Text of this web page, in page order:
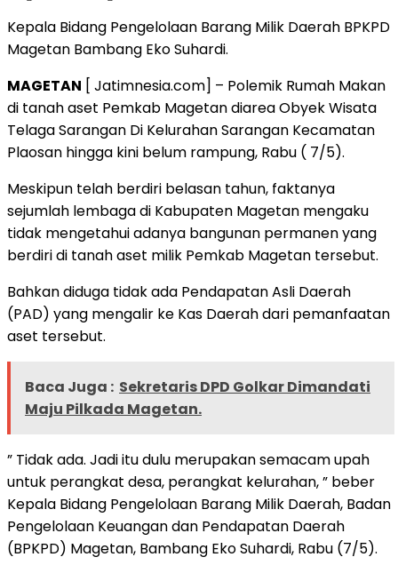
Kepala Bidang Pengelolaan Barang Milik Daerah BPKPD
Magetan Bambang Eko Suhardi.
MAGETAN [ Jatimnesia.com] – Polemik Rumah Makan
di tanah aset Pemkab Magetan diarea Obyek Wisata
Telaga Sarangan Di Kelurahan Sarangan Kecamatan
Plaosan hingga kini belum rampung, Rabu ( 7/5).
Meskipun telah berdiri belasan tahun, faktanya
sejumlah lembaga di Kabupaten Magetan mengaku
tidak mengetahui adanya bangunan permanen yang
berdiri di tanah aset milik Pemkab Magetan tersebut.
Bahkan diduga tidak ada Pendapatan Asli Daerah
(PAD) yang mengalir ke Kas Daerah dari pemanfaatan
aset tersebut.
Baca Juga : Sekretaris DPD Golkar Dimandati
Maju Pilkada Magetan.
” Tidak ada. Jadi itu dulu merupakan semacam upah
untuk perangkat desa, perangkat kelurahan, ” beber
Kepala Bidang Pengelolaan Barang Milik Daerah, Badan
Pengelolaan Keuangan dan Pendapatan Daerah
(BPKPD) Magetan, Bambang Eko Suhardi, Rabu (7/5).